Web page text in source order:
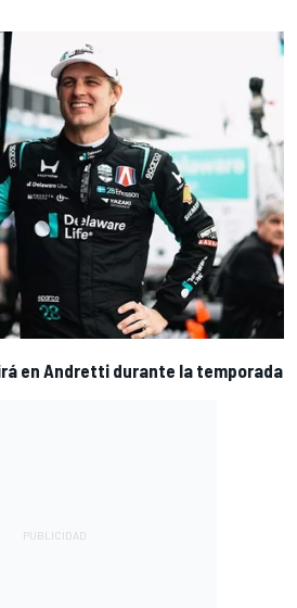
en Andretti durante la temporada